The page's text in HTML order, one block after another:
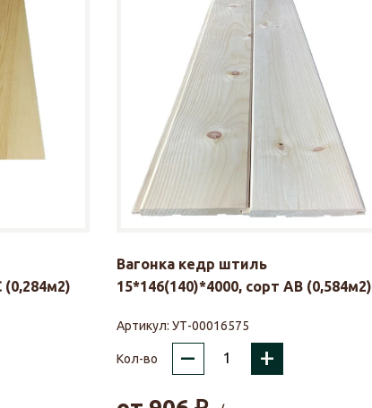
(0,284м2)
Вагонка кедр штиль
15*146(140)*4000, сорт АВ (0,584м2)
Артикул: УТ-00016575
Кол-во – +